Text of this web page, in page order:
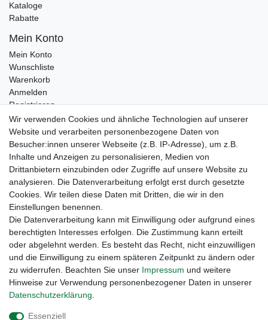
Kataloge
Rabatte
Mein Konto
Mein Konto
Wunschliste
Warenkorb
Anmelden
Registrieren
Kontakt
Newsletter Anmeldung
Newsletter Abmeldung
Widerrufs­recht
Wir verwenden Cookies und ähnliche Technologien auf unserer
Website und verarbeiten personenbezogene Daten von
Besucher:innen unserer Webseite (z.B. IP-Adresse), um z.B.
Inhalte und Anzeigen zu personalisieren, Medien von
Drittanbietern einzubinden oder Zugriffe auf unsere Website zu
analysieren. Die Datenverarbeitung erfolgt erst durch gesetzte
Cookies. Wir teilen diese Daten mit Dritten, die wir in den
Einstellungen benennen.
Die Datenverarbeitung kann mit Einwilligung oder aufgrund eines
berechtigten Interesses erfolgen. Die Zustimmung kann erteilt
oder abgelehnt werden. Es besteht das Recht, nicht einzuwilligen
und die Einwilligung zu einem späteren Zeitpunkt zu ändern oder
zu widerrufen. Beachten Sie unser Impressum und weitere
Hinweise zur Verwendung personenbezogener Daten in unserer
Daten­schutz­erklärung
Essenziell